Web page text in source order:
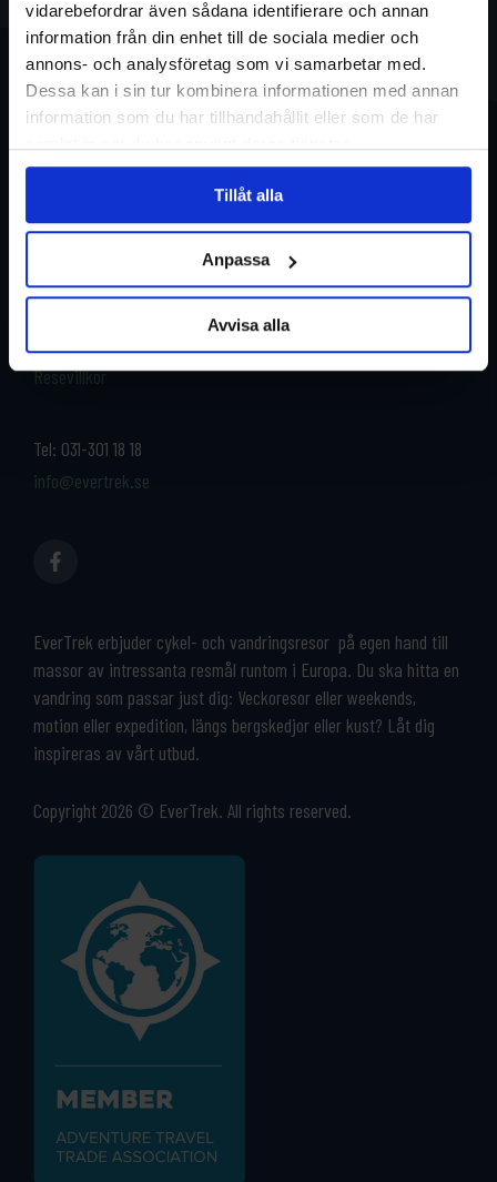
vidarebefordrar även sådana identifierare och annan
information från din enhet till de sociala medier och
annons- och analysföretag som vi samarbetar med.
Dessa kan i sin tur kombinera informationen med annan
information som du har tillhandahållit eller som de har
Tillåt alla
Anpassa
Avvisa alla
Tel: 031-301 18 18
info@evertrek.se
EverTrek erbjuder cykel- och vandringsresor på egen hand till
massor av intressanta resmål runtom i Europa. Du ska hitta en
vandring som passar just dig: Veckoresor eller weekends,
motion eller expedition, längs bergskedjor eller kust? Låt dig
inspireras av vårt utbud.
Copyright 2026 © EverTrek. All rights reserved.
Restyper
Om oss
Resevillkor
Boka och res tryggt med
EverTrek
Grupp & Konferens
Kontakta oss